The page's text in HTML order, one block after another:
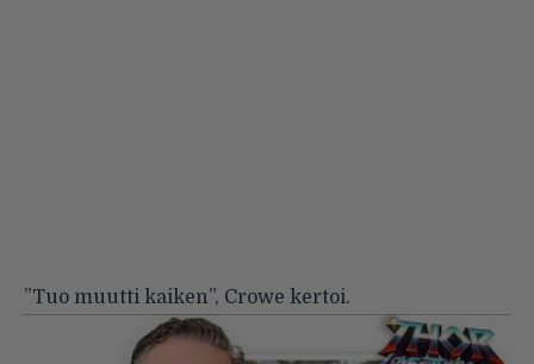
”Tuo muutti kaiken”, Crowe kertoi.